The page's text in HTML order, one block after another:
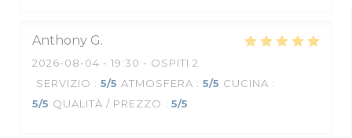
Anthony G
2026-08-04 - 19:30 - OSPITI 2
SERVIZIO : 5/5 ATMOSFERA : 5/5 CUCINA :
5/5 QUALITÀ / PREZZO : 5/5